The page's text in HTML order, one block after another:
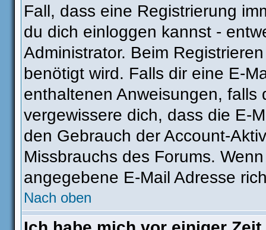
Fall, dass eine Registrierung
du dich einloggen kannst -
Administrator. Beim
benötigt wird. Falls dir eine E-
enthaltenen Anweisungen,
vergewissere dich, dass die E-
den Gebrauch der Account-
Missbrauchs des Forums.
angegebene E-Mail Adresse
Nach oben